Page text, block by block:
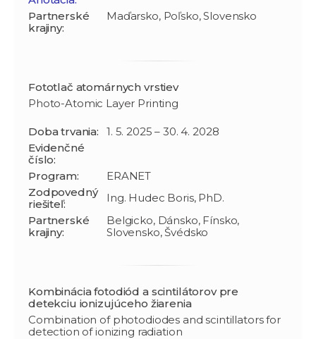
Partnerské
krajiny:
Maďarsko, Poľsko, Slovensko
Fototlač atomárnych vrstiev
Photo-Atomic Layer Printing
Doba trvania:
1. 5. 2025 – 30. 4. 2028
Evidenčné
číslo:
Program:
ERANET
Zodpovedný
riešiteľ:
Ing. Hudec Boris, PhD.
Partnerské
krajiny:
Belgicko, Dánsko, Fínsko,
Slovensko, Švédsko
Kombinácia fotodiód a scintilátorov pre
detekciu ionizujúceho žiarenia
Combination of photodiodes and scintillators for
detection of ionizing radiation